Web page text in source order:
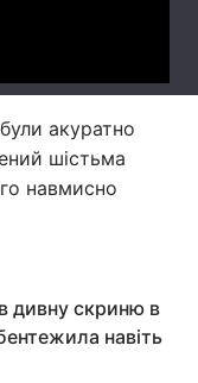
акуратно
шістьма
навмисно
дивну скриню в
навіть